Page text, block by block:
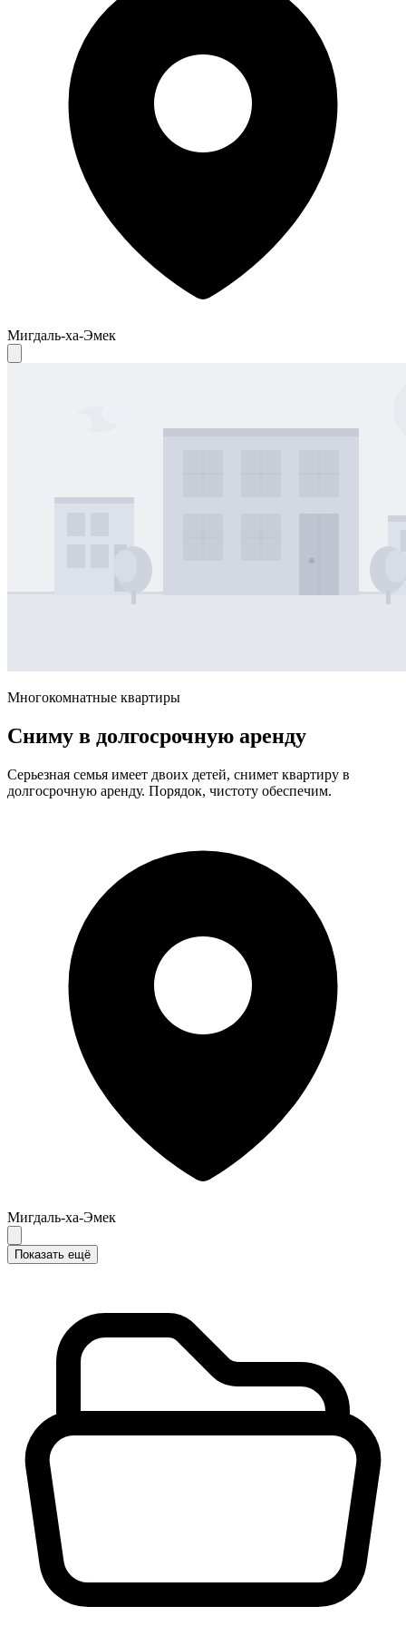
Мигдаль-ха-Эмек
Многокомнатные квартиры
Сниму в долгосрочную аренду
Серьезная семья имеет двоих детей, снимет квартиру в
долгосрочную аренду. Порядок, чистоту обеспечим.
Мигдаль-ха-Эмек
Показать ещё